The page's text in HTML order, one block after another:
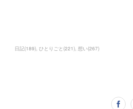
日記(189) ひとりごと (221) 想い(267)